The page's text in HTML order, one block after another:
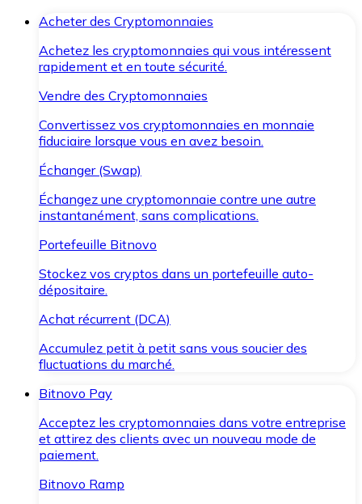
Acheter des Cryptomonnaies
Achetez les cryptomonnaies qui vous intéressent
rapidement et en toute sécurité.
Vendre des Cryptomonnaies
Convertissez vos cryptomonnaies en monnaie
fiduciaire lorsque vous en avez besoin.
Échanger (Swap)
Échangez une cryptomonnaie contre une autre
instantanément, sans complications.
Portefeuille Bitnovo
Stockez vos cryptos dans un portefeuille auto-
dépositaire.
Achat récurrent (DCA)
Accumulez petit à petit sans vous soucier des
fluctuations du marché.
Bitnovo Pay
Acceptez les cryptomonnaies dans votre entreprise
et attirez des clients avec un nouveau mode de
paiement.
Bitnovo Ramp